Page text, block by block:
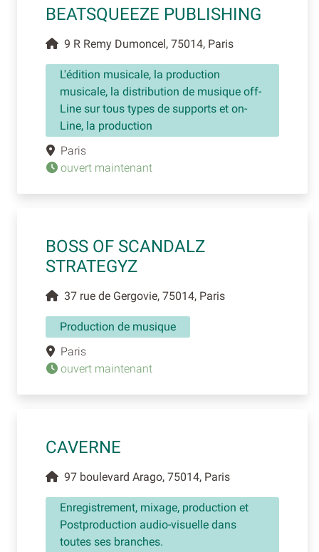
BEATSQUEEZE PUBLISHING
9 R Remy Dumoncel, 75014, Paris
L'édition musicale, la production
musicale, la distribution de musique off-
Line sur tous types de supports et on-
Line, la production
Paris
ouvert maintenant
BOSS OF SCANDALZ
STRATEGYZ
37 rue de Gergovie, 75014, Paris
Production de musique
Paris
ouvert maintenant
CAVERNE
97 boulevard Arago, 75014, Paris
Enregistrement, mixage, production et
Postproduction audio-visuelle dans
toutes ses branches.